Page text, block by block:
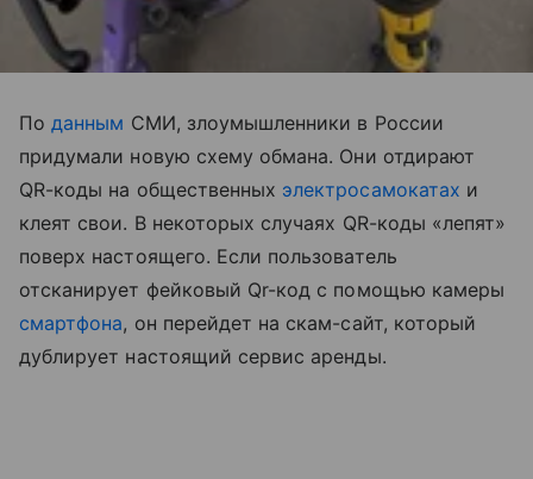
Поданным СМИ, злоумышленники в России
придумали новую схему обмана. Они отдирают
QR-коды на общественных электросамокатах и
клеят свои. В некоторых случаях QR-коды «лепят»
поверх настоящего. Если пользователь
отсканирует фейковый Qr-код с помощью камеры
смартфона, он перейдет на скам-сайт, который
дублирует настоящий сервис аренды.